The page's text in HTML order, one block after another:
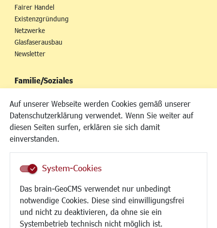
Auf unserer Webseite werden Cookies gemäß unserer
Datenschutzerklärung verwendet. Wenn Sie weiter auf
diesen Seiten surfen, erklären sie sich damit
einverstanden.
System-Cookies
Das brain-GeoCMS verwendet nur unbedingt
notwendige Cookies. Diese sind einwilligungsfrei
und nicht zu deaktivieren, da ohne sie ein
Systembetrieb technisch nicht möglich ist.
Fairer Handel
Existenzgründung
Netzwerke
Glasfaserausbau
Newsletter
Familie/Soziales
Kinderbetreuung
Kinder und Jugend
Institutionen für Familien
Frauen
Schule
Demokratie leben
Ukrainehilfe
Hilfe für Geflüchtete